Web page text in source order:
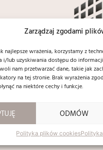
Zarządzaj zgodami
najlepsze wrażenia, korzystamy z
i/lub uzyskiwania dostępu do
nam przetwarzać dane, takie jak
na tej stronie. Brak wyrażenia
na niektóre cechy i funkcje.
ODMÓW
Polityka plików cookies
Made with love by